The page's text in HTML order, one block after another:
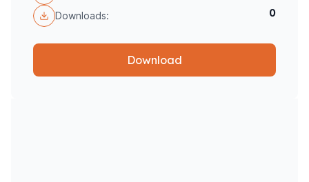
Downloads: 0
Download